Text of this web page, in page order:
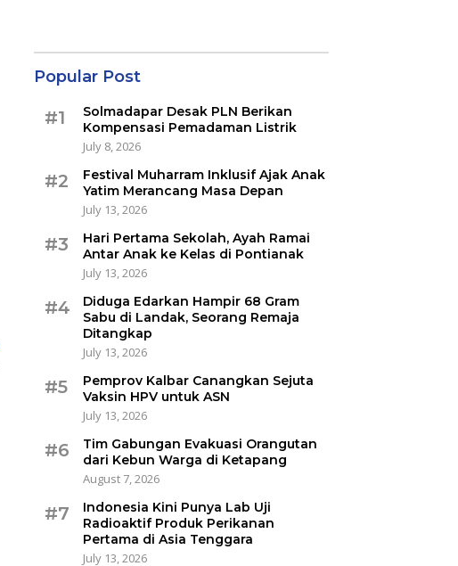
Popular Post
#1
Solmadapar Desak PLN Berikan
Kompensasi Pemadaman Listrik
July 8, 2026
#2
Festival Muharram Inklusif Ajak Anak
Yatim Merancang Masa Depan
July 13, 2026
#3
Hari Pertama Sekolah, Ayah Ramai
Antar Anak ke Kelas di Pontianak
July 13, 2026
#4
Diduga Edarkan Hampir 68 Gram
Sabu di Landak, Seorang Remaja
Ditangkap
July 13, 2026
#5
Pemprov Kalbar Canangkan Sejuta
Vaksin HPV untuk ASN
July 13, 2026
#6
Tim Gabungan Evakuasi Orangutan
dari Kebun Warga di Ketapang
August 7, 2026
#7
Indonesia Kini Punya Lab Uji
Radioaktif Produk Perikanan
Pertama di Asia Tenggara
July 13, 2026